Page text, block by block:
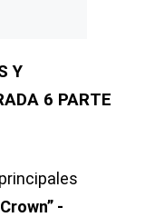
Y
6 PARTE
-